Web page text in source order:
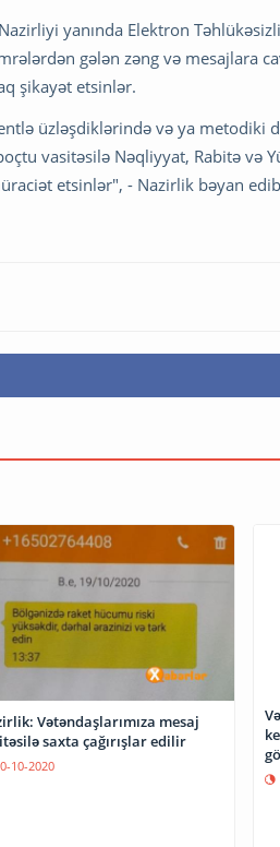
yanında Elektron
gələn zəng və mesajlara
şikayət etsinlər.
üzləşdiklərində və ya metodiki
vasitəsilə Nəqliyyat, Rabitə və
etsinlər", - Nazirlik bəyan
Vətəndaşlarımıza mesaj
saxta çağırışlar edilir
10-2020